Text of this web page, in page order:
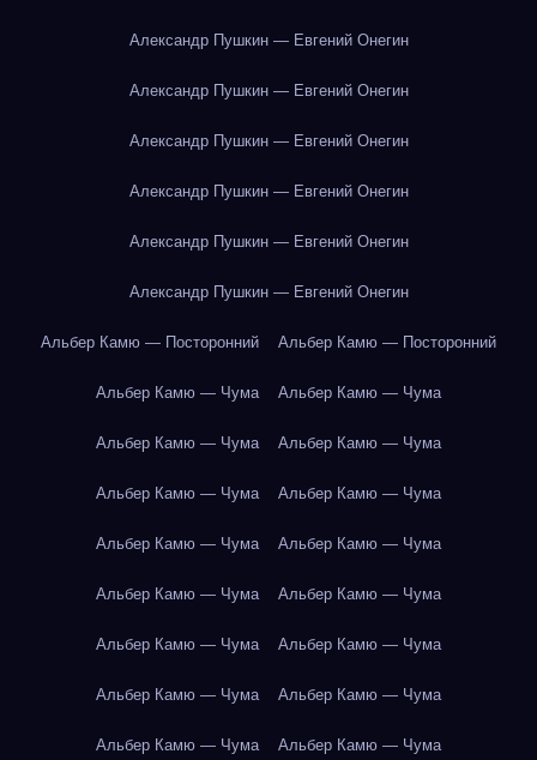
Александр Пушкин — Евгений Онегин
Александр Пушкин — Евгений Онегин
Александр Пушкин — Евгений Онегин
Александр Пушкин — Евгений Онегин
Александр Пушкин — Евгений Онегин
Александр Пушкин — Евгений Онегин
Альбер Камю — Посторонний Альбер Камю — Посторонний
Альбер Камю — Чума Альбер Камю — Чума
Альбер Камю — Чума Альбер Камю — Чума
Альбер Камю — Чума Альбер Камю — Чума
Альбер Камю — Чума Альбер Камю — Чума
Альбер Камю — Чума Альбер Камю — Чума
Альбер Камю — Чума Альбер Камю — Чума
Альбер Камю — Чума Альбер Камю — Чума
Альбер Камю — Чума Альбер Камю — Чума